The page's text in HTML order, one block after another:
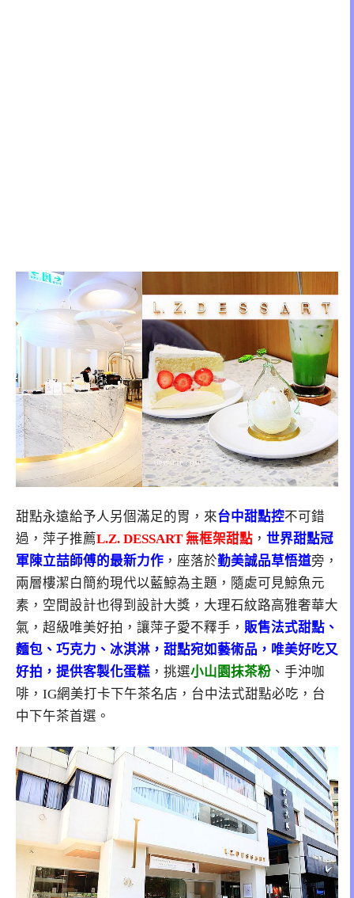
甜點永遠給予人另個滿足的胃，來台中甜點控不可錯
過，萍子推薦L.Z. DESSART 無框架甜點 ， 世界甜點冠
軍陳立喆師傅的最新力作 ，座落於勤美誠品草悟道旁，
兩層樓潔白簡約現代以藍鯨為主題，隨處可見鯨魚元
素，空間設計也得到設計大獎，大理石紋路高雅奢華大
氣，超級唯美好拍，讓萍子愛不釋手， 販售法式甜點、
麵包、巧克力、冰淇淋，甜點宛如藝術品，唯美好吃又
好拍，提供客製化蛋糕 ，挑選小山園抹茶粉 、手沖咖
啡，IG網美打卡下午茶名店，台中法式甜點必吃，台
中下午茶首選。